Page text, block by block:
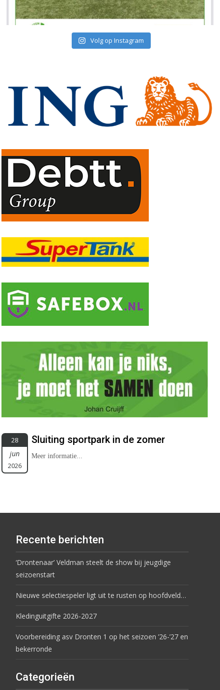
Volg op Instagram
28
jun
2026
Sluiting sportpark in de zomer
Meer informatie...
Recente berichten
‘Drontenaar’ Veldman steelt de show bij jeugdige
seizoenstart
Nieuwe selectiespeler ligt uit te rusten op hoofdveld…
Kledinguitgifte 2026-2027
Voorbereiding asv Dronten 1 op het seizoen ’26-’27 en
bekerronde
Categorieën